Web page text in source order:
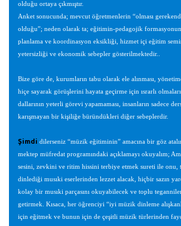
olduğu ortaya çıkmıştır.
Anket sonucunda; mevcut öğretmenlerin “olması
olduğu”; neden olarak ta; eğitimin-pedagojik
planlama ve koordinasyon eksikliği, hizmet içi eğitim
yetersizliği ve ekonomik sebepler gösterilmektedir..
Bize göre de, kurumların tabu olarak ele alınması,
hiçe sayarak görüşlerini hayata geçirme için ısrarlı
dallarının yeterli görevi yapamaması, insanların sadece
karışmayan bir kişiliğe büründükleri diğer sebeplerdir.
Şimdi dilerseniz “müzik eğitiminin” amacına bir göz
mektep müfredat programındaki açıklamayı okuyalım;
sesini, zevkini ve ritim hissini terbiye etmek sureti ile onu,
dinlediği musıki eserlerinden lezzet alacak, hiçbir sazın
kolay bir musıki parçasını okuyabilecek ve toplu
getirmek. Kısaca, her öğrenciyi “iyi müzik dinleme
için eğitmek ve bunun için de çeşitli müzik türlerinden